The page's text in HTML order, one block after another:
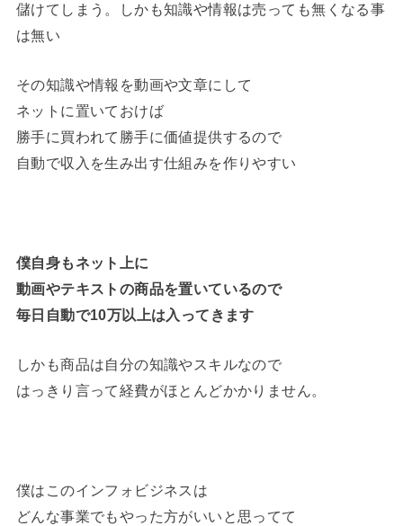
儲けてしまう。しかも知識や情報は売っても無くなる事
は無い
その知識や情報を動画や文章にして
ネットに置いておけば
勝手に買われて勝手に価値提供するので
自動で収入を生み出す仕組みを作りやすい
僕自身もネット上に
動画やテキストの商品を置いているので
毎日自動で10万以上は入ってきます
しかも商品は自分の知識やスキルなので
はっきり言って経費がほとんどかかりません。
僕はこのインフォビジネスは
どんな事業でもやった方がいいと思ってて